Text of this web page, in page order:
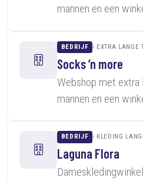
mannen en een
BEDRIJF EXTRA LANGE
Socks ’n more
Webshop met extra
mannen en een
BEDRIJF KLEDING
Laguna Flora